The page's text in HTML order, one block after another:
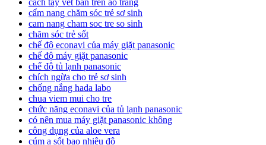
cách tẩy vết bẩn trên áo trắng
cẩm nang chăm sóc trẻ sơ sinh
cam nang cham soc tre so sinh
chăm sóc trẻ sốt
chế độ econavi của máy giặt panasonic
chế độ máy giặt panasonic
chế độ tủ lạnh panasonic
chích ngừa cho trẻ sơ sinh
chống nắng hada labo
chua viem mui cho tre
chức năng econavi của tủ lạnh panasonic
có nên mua máy giặt panasonic không
công dụng của aloe vera
cúm a sốt bao nhiêu độ